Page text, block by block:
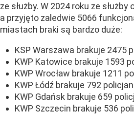
ze służby. W 2024 roku ze służby
a przyjęto zaledwie 5066
miastach braki są bardzo duże:
KSP Warszawa brakuje 2475
KWP Katowice brakuje 1593
KWP Wrocław brakuje 1211
KWP Łódź brakuje 792
KWP Gdańsk brakuje 659
KWP Szczecin brakuje 536